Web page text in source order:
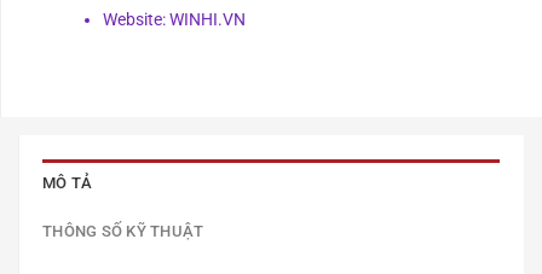
Website: WINHI.VN
MÔ TẢ
THÔNG SỐ KỸ THUẬT